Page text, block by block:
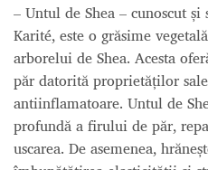
– Untul de Shea – cunoscut
Karité, este o grăsime
arborelui de Shea. Acesta
păr datorită proprietăților
antiinflamatoare. Untul de
profundă a firului de păr,
uscarea. De asemenea,